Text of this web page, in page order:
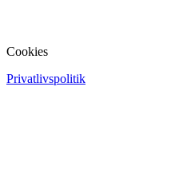
Cookies
Privatlivspolitik